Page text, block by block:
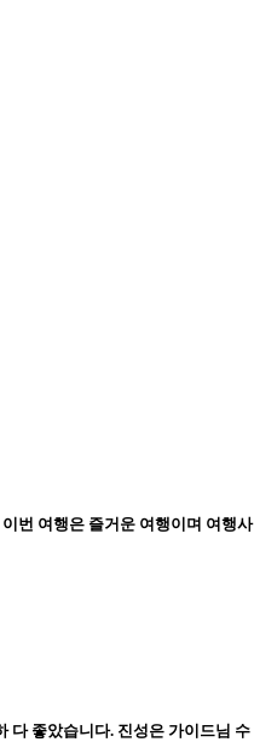
번 여행은 즐거운 여행이며 여행사
다 좋았습니다. 진성은 가이드님 수